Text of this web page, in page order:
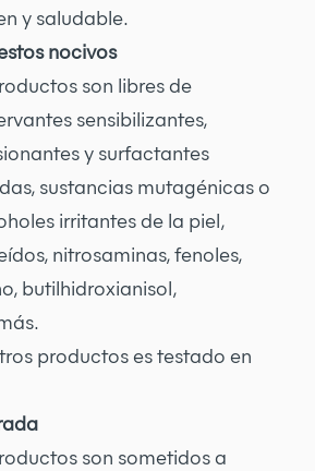
y saludable.
nocivos
son libres de
sensibilizantes,
y surfactantes
sustancias mutagénicas o
irritantes de la piel,
nitrosaminas, fenoles,
butilhidroxianisol,
productos es testado en
son sometidos a